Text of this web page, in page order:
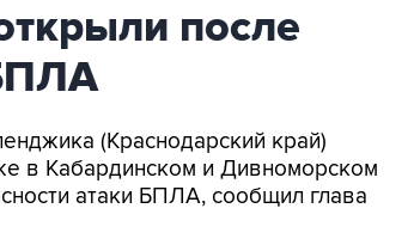
после
(Краснодарский край)
в Кабардинском и Дивноморском
атаки БПЛА, сообщил глава